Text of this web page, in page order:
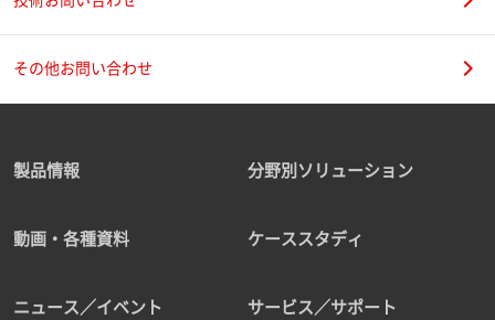
その他お問い合わせ
製品情報 分野別ソリューション
動画・各種資料 ケーススタディ
ニュース／イベント サービス／サポート